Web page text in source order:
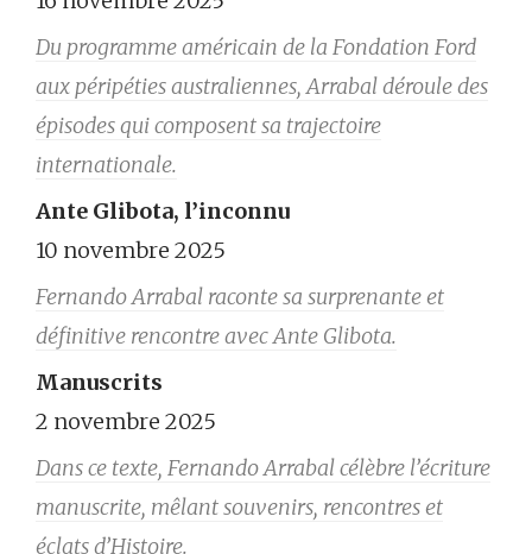
Du programme américain de la Fondation Ford
aux péripéties australiennes, Arrabal déroule des
épisodes qui composent sa trajectoire
internationale.
Ante Glibota, l’inconnu
10 novembre 2025
Fernando Arrabal raconte sa surprenante et
définitive rencontre avec Ante Glibota.
Manuscrits
2 novembre 2025
Dans ce texte, Fernando Arrabal célèbre l’écriture
manuscrite, mêlant souvenirs, rencontres et
éclats d’Histoire.